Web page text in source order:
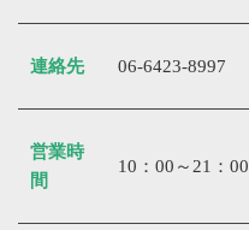
連絡先 06-6423-8997
営業時
間
10：00～21：00